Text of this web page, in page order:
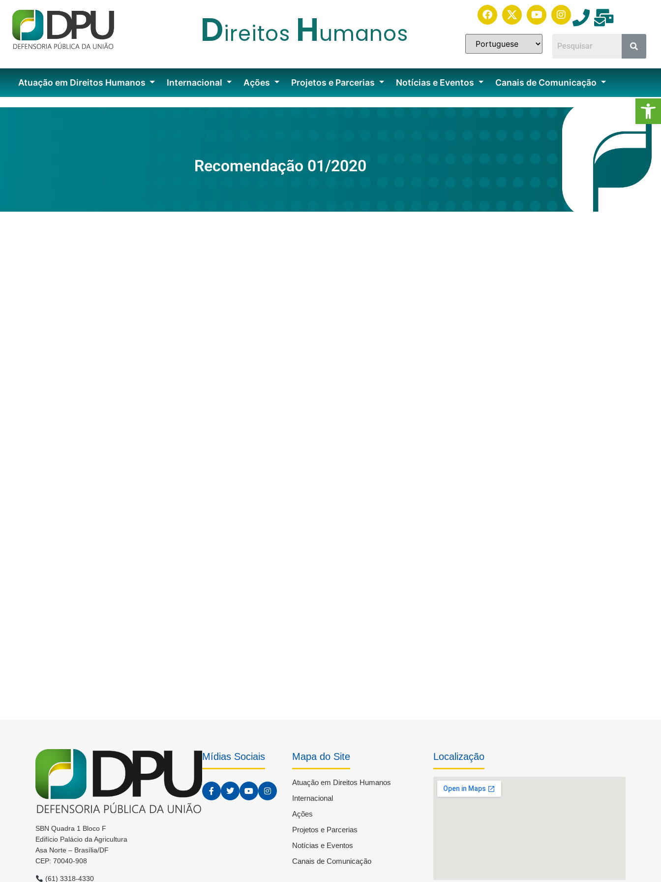
Direitos Humanos
Atuação em Direitos Humanos Internacional Ações Projetos e Parcerias Notícias e Eventos Canais de Comunicação
Recomendação 01/2020
SBN Quadra 1 Bloco F
Edifício Palácio da Agricultura
Asa Norte – Brasília/DF
CEP: 70040-908
(61) 3318-4330
Mídias Sociais Mapa do Site
Atuação em Direitos Humanos
Internacional
Ações
Projetos e Parcerias
Notícias e Eventos
Canais de Comunicação
Localização